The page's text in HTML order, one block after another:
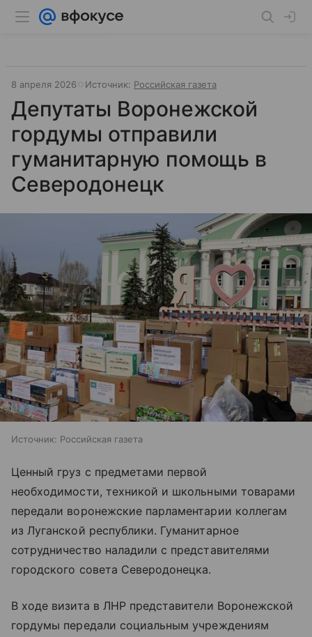
8 апреля 2026 Источник: Российская газета
Депутаты Воронежской
гордумы отправили
гуманитарную помощь в
Северодонецк
Источник: Российская газета
Ценный груз с предметами первой
необходимости, техникой и школьными товарами
передали воронежские парламентарии коллегам
из Луганской республики. Гуманитарное
сотрудничество наладили с представителями
городского совета Северодонецка.
В ходе визита в ЛНР представители Воронежской
гордумы передали социальным учреждениям